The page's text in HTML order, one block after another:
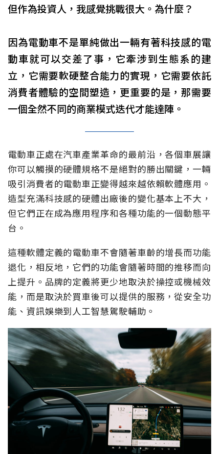
但作為投資人，我感覺挑戰很大。為什麼？
因為電動車不是單純做出一輛有著科技感的電
動車就可以交差了事，它牽涉到生態系的建
立，它需要軟硬整合能力的實現，它需要依託
消費者體驗的空間塑造，更重要的是，那需要
一個全然不同的商業模式迭代才能達陣。
電動車正處在汽車產業革命的最前沿，各個車展讓
你可以觸摸的硬體規格不是絕對的勝出關鍵，一輛
吸引消費者的電動車正變得越來越依賴軟體應用。
造型充滿科技感的硬體出廠後的變化基本上不大，
但它們正在成為應用程序和各種功能的一個動態平
台。
這種軟體定義的電動車不會隨著車齡的增長而功能
退化，相反地，它們的功能會隨著時間的推移而向
上提升。品牌的定義將更少地取決於操控或機械效
能，而是取決於買車後可以提供的服務，從安全功
能、資訊娛樂到人工智慧駕駛輔助。